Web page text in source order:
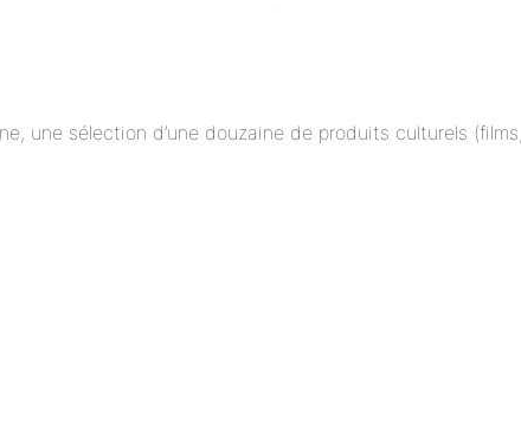
une sélection d’une douzaine de produits culturels